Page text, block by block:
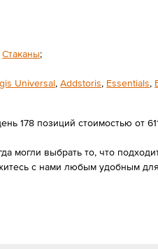
Стаканы;
Universal,Addstoris, Essentials,
178 позиций стоимостью от
могли выбрать то, что
с нами любым удобным